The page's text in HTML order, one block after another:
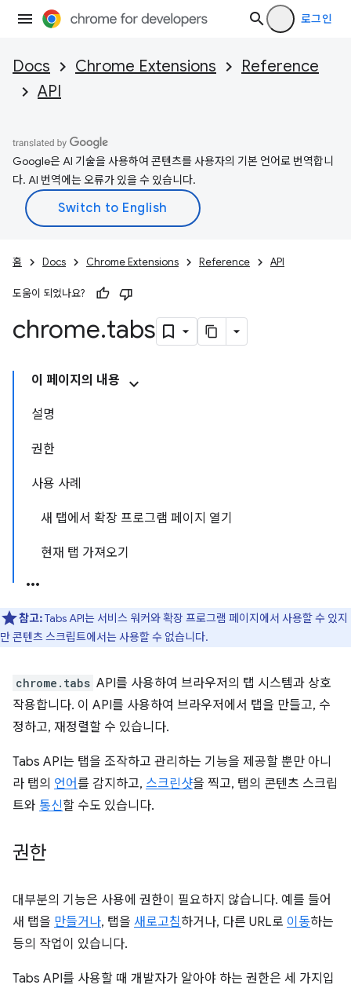
로그인
Docs Chrome Extensions
Reference
API
Google은 AI 기술을 사용하여 콘텐츠를 사용자의 기본 언어로 번역합니
다. AI 번역에는 오류가 있을 수 있습니다.
홈 Docs Chrome Extensions Reference API
도움이 되었나요?
chrome.tabs
이 페이지의 내용
설명
권한
사용 사례
새 탭에서 확장 프로그램 페이지 열기
현재 탭 가져오기
참고:Tabs API는 서비스 워커와 확장 프로그램 페이지에서 사용할 수 있지
만 콘텐츠 스크립트에서는 사용할 수 없습니다.
chrome.tabs API를 사용하여 브라우저의 탭 시스템과 상호
작용합니다. 이 API를 사용하여 브라우저에서 탭을 만들고, 수
정하고, 재정렬할 수 있습니다.
Tabs API는 탭을 조작하고 관리하는 기능을 제공할 뿐만 아니
라 탭의 언어를 감지하고, 스크린샷을 찍고, 탭의 콘텐츠 스크립
트와 통신할 수도 있습니다.
권한
대부분의 기능은 사용에 권한이 필요하지 않습니다. 예를 들어
새 탭을 만들거나, 탭을 새로고침하거나, 다른 URL로 이동하는
등의 작업이 있습니다.
Tabs API를 사용할 때 개발자가 알아야 하는 권한은 세 가지입